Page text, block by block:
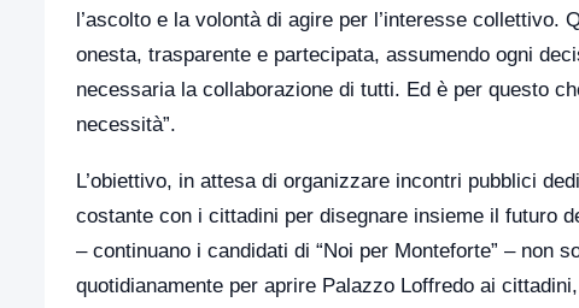
l’ascolto e la volontà di agire per l’interesse
onesta, trasparente e partecipata, assumendo ogni
necessaria la collaborazione di tutti. Ed è per questo
necessità”.
L’obiettivo, in attesa di organizzare incontri pubblici
costante con i cittadini per disegnare insieme il futuro
– continuano i candidati di “Noi per Monteforte” – non
quotidianamente per aprire Palazzo Loffredo ai